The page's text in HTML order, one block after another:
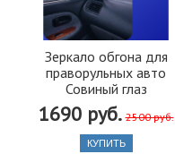
Зеркало обгона для
праворульных авто
Совиный глаз
1690 руб. 2500 руб.
КУПИТЬ